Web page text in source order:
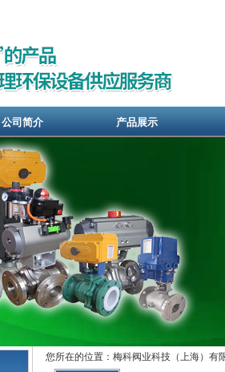
公司简介 产品展示
您所在的位置：梅科阀业科技（上海）有